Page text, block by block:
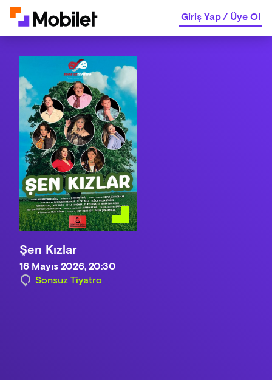
Giriş Yap/Üye Ol
Şen Kızlar
16 Mayıs 2026, 20:30
Sonsuz Tiyatro